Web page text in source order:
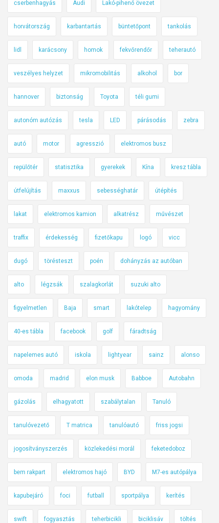
cserbenhagyás Audi Lakó-pihenő övezet
horvátország karbantartás büntetőpont tankolás
lidl karácsony homok fekvőrendőr teherautó
veszélyes helyzet mikromobilitás alkohol bor
hannover biztonság Toyota téli gumi
autonóm autózás tesla LED párásodás zebra
autó motor agresszió elektromos busz
repülőtér statisztika gyerekek Kína kresz tábla
útfelújítás maxxus sebességhatár útépítés
lakat elektromos kamion alkatrész művészet
traffix érdekesség fizetőkapu logó vicc
dugó törésteszt poén dohányzás az autóban
alto légzsák szalagkorlát suzuki alto
figyelmetlen Baja smart lakótelep hagyomány
40-es tábla facebook golf fáradtság
napelemes autó iskola lightyear sainz alonso
omoda madrid elon musk Babboe Autobahn
gázolás elhagyatott szabálytalan Tanuló
tanulóvezető T matrica tanulóautó friss jogsi
jogosítványszerzés közlekedési morál feketedoboz
bem rakpart elektromos hajó BYD M7-es autópálya
kapubejáró foci futball sportpálya kerítés
swift fogyasztás teherbicikli biciklisáv töltés